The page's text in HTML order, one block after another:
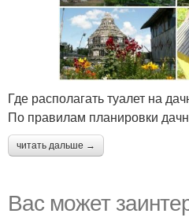
Где располагать туалет на
По правилам планировки
читать дальше →
Вас может